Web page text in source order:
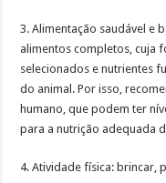
3. Alimentação saudável e
alimentos completos, cuja
selecionados e nutrientes
do animal. Por isso,
humano, que podem ter
para a nutrição adequada
4. Atividade física: brincar,